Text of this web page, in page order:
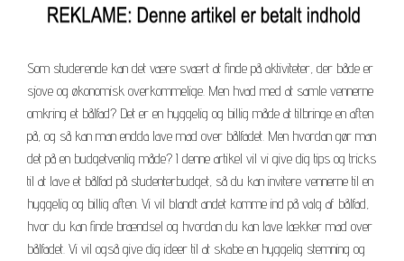
Som studerende kan det være svært at finde på aktiviteter, der både er
sjove og økonomisk overkommelige. Men hvad med at samle vennerne
omkring et bålfad? Det er en hyggelig og billig måde at tilbringe en aften
på, og så kan man endda lave mad over bålfadet. Men hvordan gør man
det på en budgetvenlig måde? I denne artikel vil vi give dig tips og tricks
til at lave et bålfad på studenterbudget, så du kan invitere vennerne til en
hyggelig og billig aften. Vi vil blandt andet komme ind på valg af bålfad,
hvor du kan finde brændsel og hvordan du kan lave lækker mad over
bålfadet. Vi vil også give dig ideer til at skabe en hyggelig stemning og